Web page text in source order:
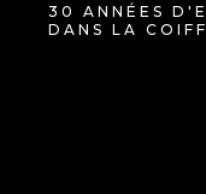
30 ANNÉES
DANS LA